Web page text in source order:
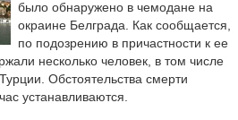
было обнаружено в чемодане на
окраине Белграда. Как сообщается,
по подозрению в причастности к ее
несколько человек, в том числе
Обстоятельства смерти
устанавливаются.